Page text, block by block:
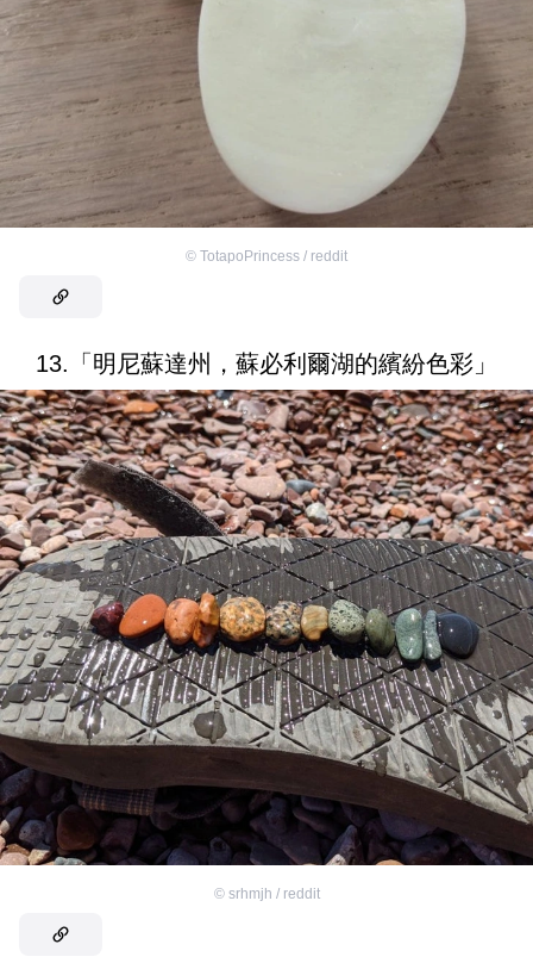
© TotapoPrincess / reddit
13.「明尼蘇達州，蘇必利爾湖的繽紛色彩」
© srhmjh / reddit